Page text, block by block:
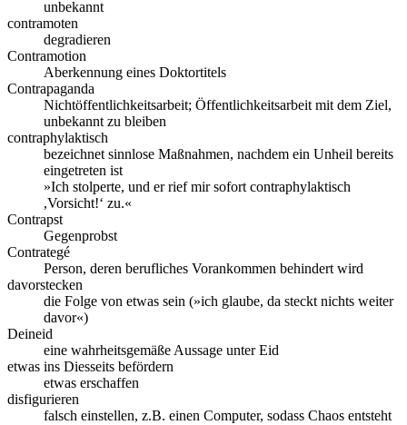
unbekannt
contramoten
degradieren
Contramotion
Aberkennung eines Doktortitels
Contrapaganda
Nichtöffentlichkeitsarbeit; Öffentlichkeitsarbeit mit dem Ziel,
unbekannt zu bleiben
contraphylaktisch
bezeichnet sinnlose Maßnahmen, nachdem ein Unheil bereits
eingetreten ist
»Ich stolperte, und er rief mir sofort contraphylaktisch
,Vorsicht!‘ zu.«
Contrapst
Gegenprobst
Contrategé
Person, deren berufliches Vorankommen behindert wird
davorstecken
die Folge von etwas sein (»ich glaube, da steckt nichts weiter
davor«)
Deineid
eine wahrheitsgemäße Aussage unter Eid
etwas ins Diesseits befördern
etwas erschaffen
disfigurieren
falsch einstellen, z.B. einen Computer, sodass Chaos entsteht